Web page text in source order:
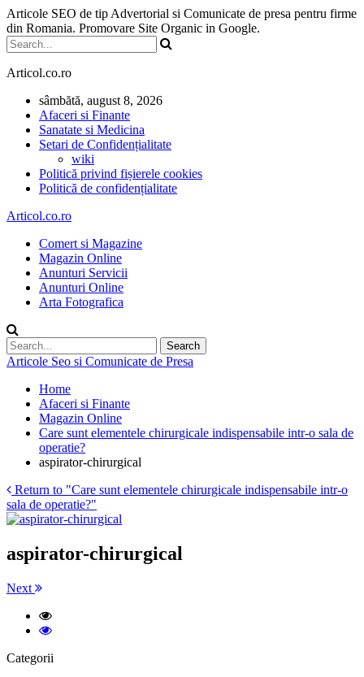
Articole SEO de tip Advertorial si Comunicate de presa pentru firme
din Romania. Promovare Site Organic in Google.
Articol.co.ro
sâmbătă, august 8, 2026
Afaceri si Finante
Sanatate si Medicina
Setari de Confidențialitate
wiki
Politică privind fișierele cookies
Politică de confidențialitate
Articol.co.ro
Comert si Magazine
Magazin Online
Anunturi Servicii
Anunturi Online
Arta Fotografica
Articole Seo si Comunicate de Presa
Home
Afaceri si Finante
Magazin Online
Care sunt elementele chirurgicale indispensabile intr-o sala de
operatie?
aspirator-chirurgical
Return to "Care sunt elementele chirurgicale indispensabile intr-o
sala de operatie?"
aspirator-chirurgical
Next
Categorii